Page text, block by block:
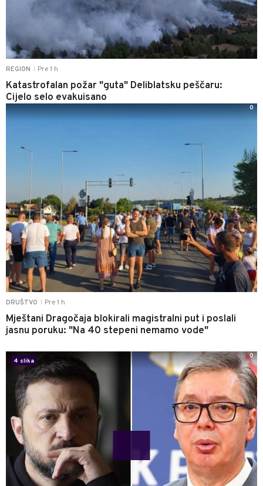
REGION Pre 1 h
Katastrofalan požar "guta" Deliblatsku peščaru:
Cijelo selo evakuisano
DRUŠTVO Pre 1 h
Mještani Dragočaja blokirali magistralni put i poslali
jasnu poruku: "Na 40 stepeni nemamo vode"
0
4 slika
0